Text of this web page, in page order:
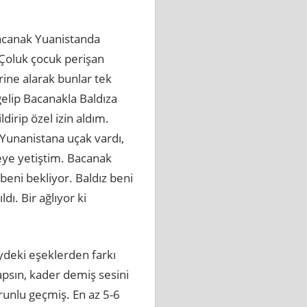
Yuanistanda
çocuk perişan
alarak bunlar tek
Bacanakla Baldıza
özel izin aldım.
uçak vardı,
yetiştim. Bacanak
bekliyor. Baldız beni
Bir ağlıyor ki
eşeklerden farkı
kader demiş sesini
geçmiş. En az 5-6